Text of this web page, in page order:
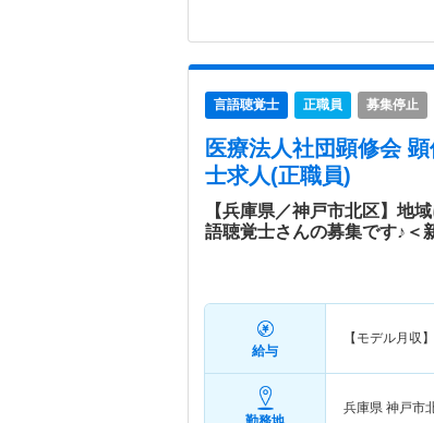
言語聴覚士 正職員 募集停止
医療法人社団顕修会
士求人(正職員)
【兵庫県／神戸市北区】地
語聴覚士さんの募集です♪＜
給与
【モデル月収】
兵庫県 神戸市